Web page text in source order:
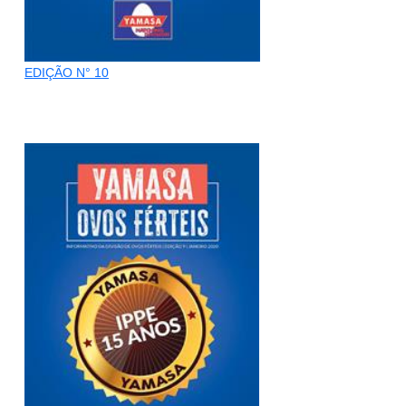
EDIÇÃO N° 10